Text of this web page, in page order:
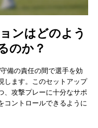
ンはどのよう
のか？
備の責任の間で選手を効
します。このセットアップ
、攻撃プレーに十分なサポ
コントロールできるように